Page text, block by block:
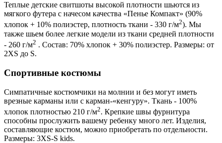
Теплые детские свитшоты высокой плотности шьются из
мягкого футера с начесом качества «Пенье Компакт» (90%
хлопок + 10% полиэстер, плотность ткани - 330 г/м2). Мы
также шьем более легкие модели из ткани средней плотности
- 260 г/м2 . Состав: 70% хлопок + 30% полиэстер. Размеры: от
2XS до S.
Спортивные костюмы
Симпатичные костюмчики на молнии и без могут иметь
врезные карманы или с карман-«кенгуру». Ткань - 100%
хлопок плотностью 210 г/м2. Крепкие швы фурнитура
способны прослужить вашему ребенку много лет. Изделия,
составляющие костюм, можно приобретать по отдельности.
Размеры: 3XS-S kids.